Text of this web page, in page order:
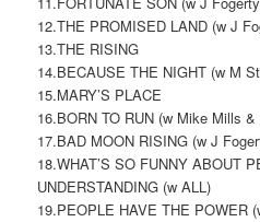
12.THE PROMISED LAND (w J
13.THE RISING
14.BECAUSE THE NIGHT (w M
15.MARY’S PLACE
16.BORN TO RUN (w Mike Mills
17.BAD MOON RISING (w J
18.WHAT’S SO FUNNY ABOUT
UNDERSTANDING (w ALL)
19.PEOPLE HAVE THE POWER